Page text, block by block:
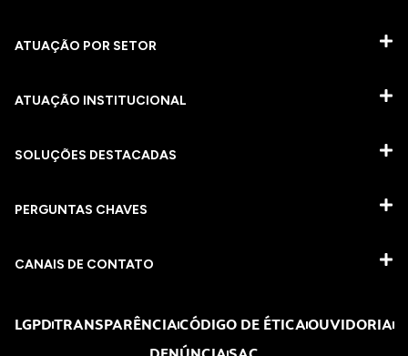
ATUAÇÃO POR SETOR
ATUAÇÃO INSTITUCIONAL
SOLUÇÕES DESTACADAS
PERGUNTAS CHAVES​
CANAIS DE CONTATO
LGPDTRANSPARÊNCIACÓDIGO DE ÉTICAOUVIDORIA